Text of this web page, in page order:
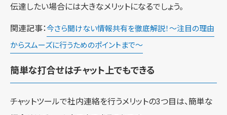
伝達したい場合には大きなメリットになるでしょう。
関連記事：今さら聞けない情報共有を徹底解説！～注目の理由
からスムーズに行うためのポイントまで～
簡単な打合せはチャット上でもできる
チャットツールで社内連絡を行うメリットの3つ目は、簡単な